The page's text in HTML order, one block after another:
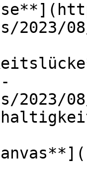
2023/
2023/